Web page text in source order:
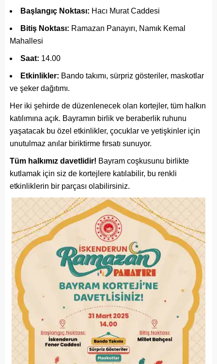
Başlangıç Noktası: Hacı Murat Caddesi
Bitiş Noktası: Ramazan Panayırı, Namık Kemal
Mahallesi
Saat: 14.00
Etkinlikler: Bando takımı, sürpriz gösteriler, maskotlar
ve şeker dağıtımı.
Her iki şehirde de düzenlenecek olan kortejler, tüm halkın
katılımına açık. Bayramın birlik ve beraberlik ruhunu
yaşatacak bu özel etkinlikler, çocuklar ve yetişkinler için
unutulmaz anılar biriktirme fırsatı sunuyor.
Tüm halkımız davetlidir! Bayram coşkusunu birlikte
kutlamak için siz de kortejlere katılabilir, bu renkli
etkinliklerin bir parçası olabilirsiniz.